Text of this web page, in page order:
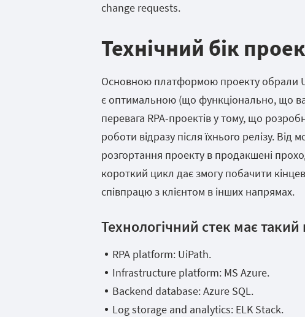
change requests.
Технічний бік
Основною платформою проекту обрали
є оптимальною (що функціонально, що
перевага RPA-проектів у тому, що
роботи відразу після їхнього релізу.
розгортання проекту в продакшені
короткий цикл дає змогу побачити
співпрацю з клієнтом в інших напрямах.
Технологічний стек має такий
RPA platform: UiPath.
Infrastructure platform: MS Azure.
Backend database: Azure SQL.
Log storage and analytics: ELK Stack.